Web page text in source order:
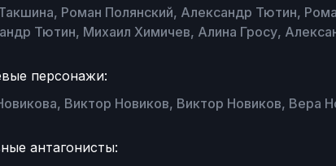
Роман Полянский, Александр Тютин,
Тютин, Михаил Химичев, Алина Гросу,
персонажи:
Виктор Новиков, Виктор Новиков, Вера
антагонисты: